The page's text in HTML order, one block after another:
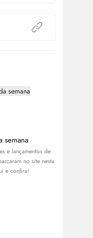
semana
e lançamentos de
no site nesta
e confira!